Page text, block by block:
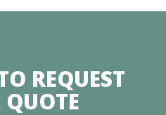
REQUEST